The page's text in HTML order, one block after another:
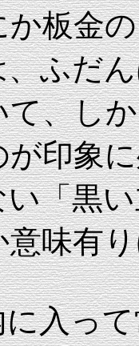
板金
ふだ
、し
印象
「黒
味有
入って